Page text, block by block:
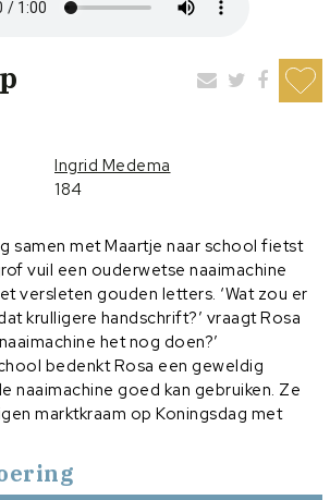
Ingrid Medema
184
samen met Maartje naar school fietst
vuil een ouderwetse naaimachine
versleten gouden letters. ‘Wat zou er
krulligere handschrift?’ vraagt Rosa
het nog doen?’
bedenkt Rosa een geweldig
naaimachine goed kan gebruiken. Ze
marktkraam op Koningsdag met
Thuis werkt ze haar plan verder uit
beste vriendin Maartje mee.
keuzes te staan.